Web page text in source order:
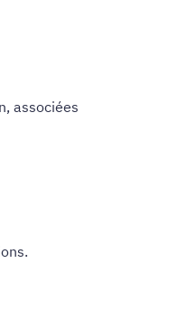
associées